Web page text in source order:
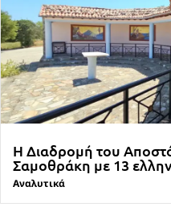
Η Διαδρομή του
Σαμοθράκη με 13
Αναλυτικά